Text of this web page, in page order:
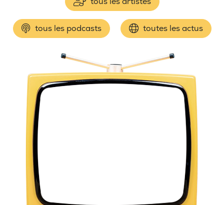
tous les podcasts toutes les actus